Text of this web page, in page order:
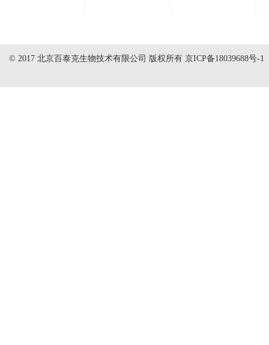
© 2017 北京百泰克生物技术有限公司 版权所有 京ICP备18039688号-1